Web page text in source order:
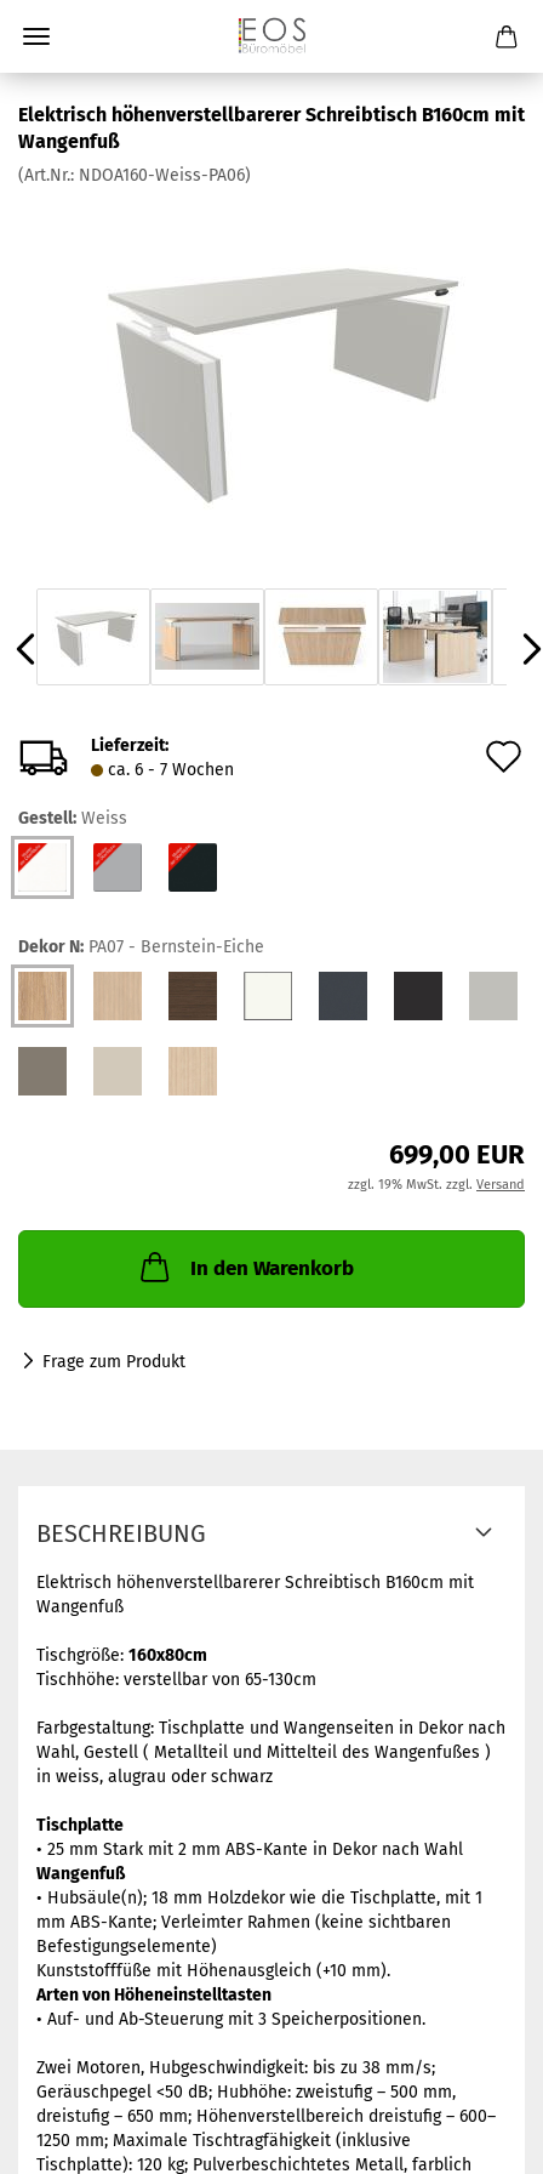
Elektrisch höhenverstellbarerer Schreibtisch B160cm mit
Wangenfuß
(Art.Nr.: NDOA160-Weiss-PA06)
Lieferzeit:
ca. 6 - 7 Wochen
Gestell: Weiss
Dekor N: PA07 - Bernstein-Eiche
699,00 EUR
zzgl. 19% MwSt. zzgl. Versand
In den Warenkorb
Frage zum Produkt
BESCHREIBUNG
Elektrisch höhenverstellbarerer Schreibtisch B160cm mit
Wangenfuß
Tischgröße: 160x80cm
Tischhöhe: verstellbar von 65-130cm
Farbgestaltung: Tischplatte und Wangenseiten in Dekor nach
Wahl, Gestell ( Metallteil und Mittelteil des Wangenfußes )
in weiss, alugrau oder schwarz
Tischplatte
• 25 mm Stark mit 2 mm ABS-Kante in Dekor nach Wahl
Wangenfuß
• Hubsäule(n); 18 mm Holzdekor wie die Tischplatte, mit 1
mm ABS-Kante; Verleimter Rahmen (keine sichtbaren
Befestigungselemente)
Kunststofffüße mit Höhenausgleich (+10 mm).
Arten von Höheneinstelltasten
• Auf- und Ab-Steuerung mit 3 Speicherpositionen.
Zwei Motoren, Hubgeschwindigkeit: bis zu 38 mm/s;
Geräuschpegel <50 dB; Hubhöhe: zweistufig – 500 mm,
dreistufig – 650 mm; Höhenverstellbereich dreistufig – 600–
1250 mm; Maximale Tischtragfähigkeit (inklusive
Tischplatte): 120 kg; Pulverbeschichtetes Metall, farblich